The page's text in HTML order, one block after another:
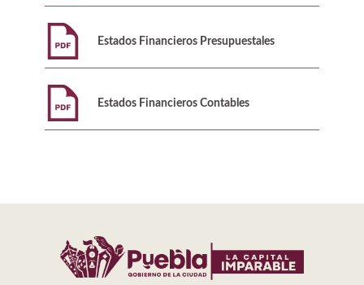
Estados Financieros Presupuestales
Estados Financieros Contables